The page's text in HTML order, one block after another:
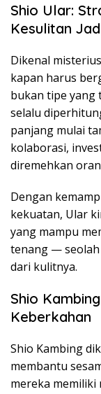
Shio Ular:
Kesulitan
Dikenal
kapan harus
bukan tipe yang
selalu
panjang mulai
kolaborasi,
diremehkan
Dengan
kekuatan, Ular
yang mampu
tenang — seolah
dari kulitnya.
Shio
Keberkahan
Shio Kambing
membantu
mereka